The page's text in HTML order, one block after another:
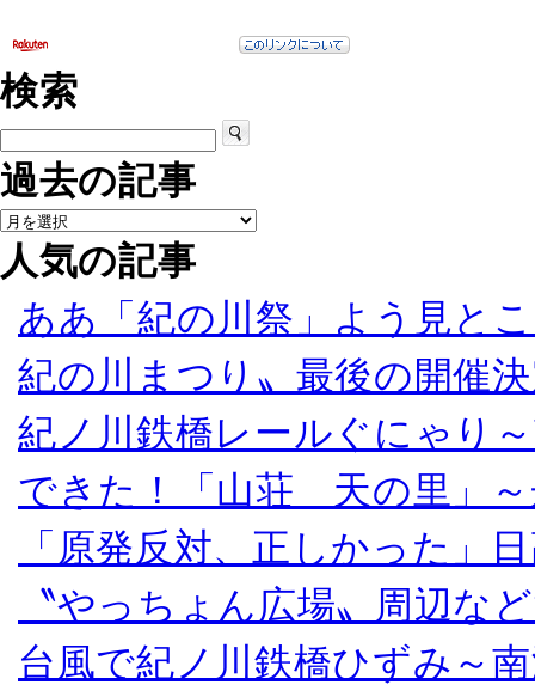
検索
過去の記事
人気の記事
ああ「紀の川祭」よう見と
紀の川まつり〟最後の開催
紀ノ川鉄橋レールぐにゃり
できた！「山荘 天の里」～
「原発反対、正しかった」
〝やっちょん広場〟周辺な
台風で紀ノ川鉄橋ひずみ～